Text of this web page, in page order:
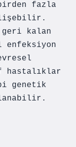
fazla
geri kalan
enfeksiyon
hastalıklar
genetik